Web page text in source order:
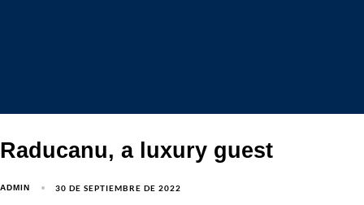
Raducanu, a luxury guest
ADMIN 30 DE SEPTIEMBRE DE 2022